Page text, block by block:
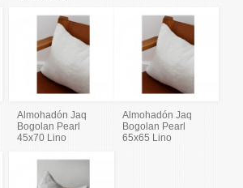
Almohadón Jaq
Bogolan Pearl
45x70 Lino
Almohadón Jaq
Bogolan Pearl
65x65 Lino